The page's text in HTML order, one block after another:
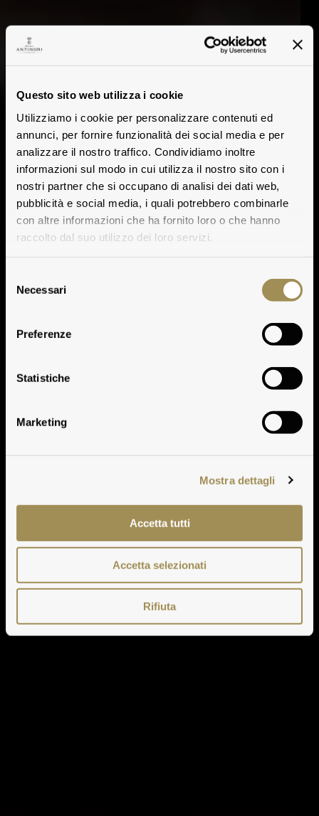
Questo sito web utilizza i cookie
Utilizziamo i cookie per personalizzare contenuti ed
annunci, per fornire funzionalità dei social media e per
analizzare il nostro traffico. Condividiamo inoltre
informazioni sul modo in cui utilizza il nostro sito con i
nostri partner che si occupano di analisi dei dati web,
pubblicità e social media, i quali potrebbero combinarle
con altre informazioni che ha fornito loro o che hanno
raccolto dal suo utilizzo dei loro servizi.
delNecessari
Preferenze
Statistiche
Marketing
Mostra dettagli
Accetta tutti
Accetta selezionati
Rifiuta
Villa Antinori Rosso